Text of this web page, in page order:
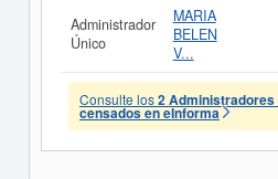
Administrador
Único
MARIA
BELEN
V...
Consulte los2
censados en eInforma